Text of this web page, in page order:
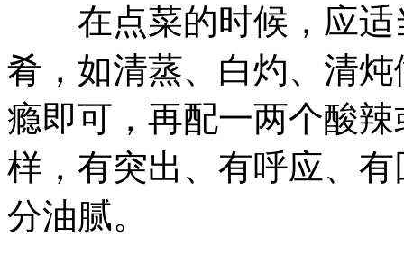
在点菜的时候，应适
肴，如清蒸、白灼、清
瘾即可，再配一两个酸
样，有突出、有呼应、
分油腻。